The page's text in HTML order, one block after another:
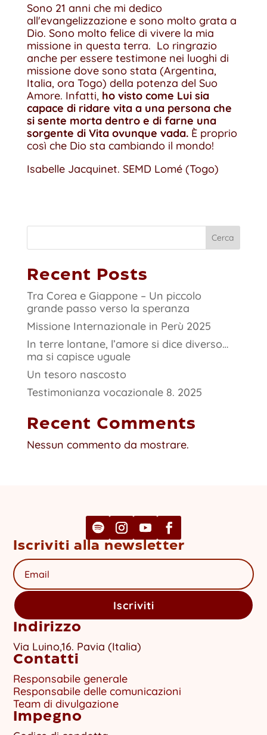
Sono 21 anni che mi dedico
all'evangelizzazione e sono molto grata a
Dio. Sono molto felice di vivere la mia
missione in questa terra. Lo ringrazio
anche per essere testimone nei luoghi di
missione dove sono stata (Argentina,
Italia, ora Togo) della potenza del Suo
Amore. Infatti, ho visto come Lui sia
capace di ridare vita a una persona che
si sente morta dentro e di farne una
sorgente di Vita ovunque vada.È proprio
così che Dio sta cambiando il mondo!
Isabelle Jacquinet. SEMD Lomé (Togo)
Cerca
Recent Posts
Tra Corea e Giappone – Un piccolo
grande passo verso la speranza
Missione Internazionale in Perù 2025
In terre lontane, l’amore si dice diverso…
ma si capisce uguale
Un tesoro nascosto
Testimonianza vocazionale 8. 2025
Recent Comments
Nessun commento da mostrare.
Iscriviti alla newsletter
Iscriviti
Indirizzo
Via Luino,16. Pavia (Italia)
Contatti
Responsabile generale
Responsabile delle comunicazioni
Team di divulgazione
Impegno